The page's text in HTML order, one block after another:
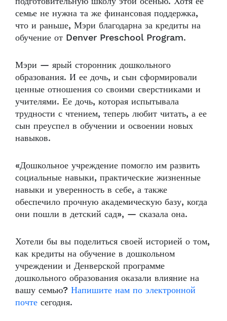
семье не нужна та же финансовая поддержка,
что и раньше, Мэри благодарна за кредиты на
обучение от Denver Preschool Program.
Мэри — ярый сторонник дошкольного
образования. И ее дочь, и сын сформировали
ценные отношения со своими сверстниками и
учителями. Ее дочь, которая испытывала
трудности с чтением, теперь любит читать, а ее
сын преуспел в обучении и освоении новых
навыков.
«Дошкольное учреждение помогло им развить
социальные навыки, практические жизненные
навыки и уверенность в себе, а также
обеспечило прочную академическую базу, когда
они пошли в детский сад», — сказала она.
Хотели бы вы поделиться своей историей о том,
как кредиты на обучение в дошкольном
учреждении и Денверской программе
дошкольного образования оказали влияние на
вашу семью? Напишите нам по электронной
почте сегодня.